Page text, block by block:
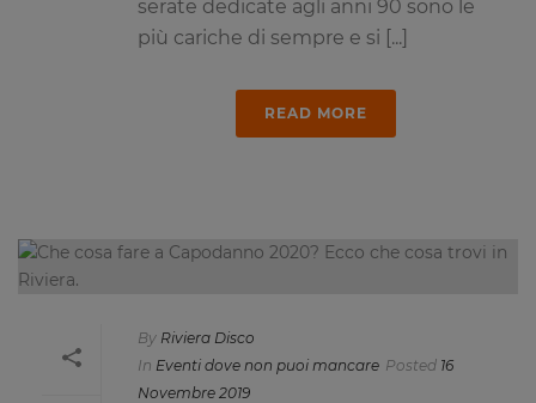
serate dedicate agli anni 90 sono le
più cariche di sempre e si [...]
READ MORE
By Riviera Disco
In Eventi dove non puoi mancare Posted 16
Novembre 2019